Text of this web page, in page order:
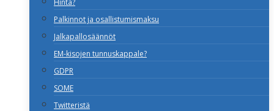
Hinta?
Palkinnot ja osallistumismaksu
Jalkapallosäännöt
EM-kisojen tunnuskappale?
GDPR
SOME
Twitteristä